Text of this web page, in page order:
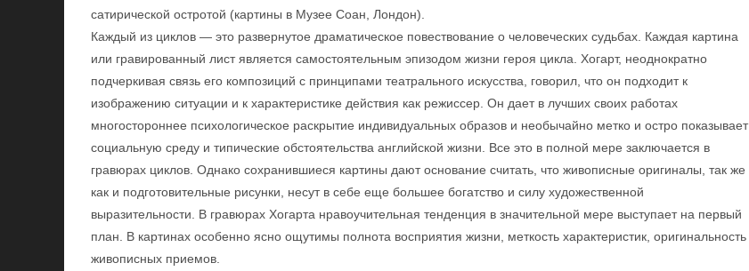
сатирической остротой (картины в Музее Соан, Лондон).
Каждый из циклов — это развернутое драматическое повествование о человеческих судьбах. Каждая картина
или гравированный лист является самостоятельным эпизодом жизни героя цикла. Хогарт, неоднократно
подчеркивая связь его композиций с принципами театрального искусства, говорил, что он подходит к
изображению ситуации и к характеристике действия как режиссер. Он дает в лучших своих работах
многостороннее психологическое раскрытие индивидуальных образов и необычайно метко и остро показывает
социальную среду и типические обстоятельства английской жизни. Все это в полной мере заключается в
гравюрах циклов. Однако сохранившиеся картины дают основание считать, что живописные оригиналы, так же
как и подготовительные рисунки, несут в себе еще большее богатство и силу художественной
выразительности. В гравюрах Хогарта нравоучительная тенденция в значительной мере выступает на первый
план. В картинах особенно ясно ощутимы полнота восприятия жизни, меткость характеристик, оригинальность
живописных приемов.